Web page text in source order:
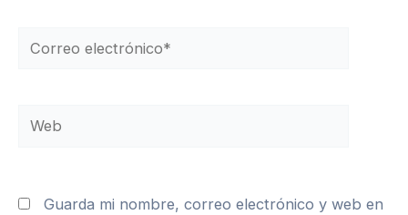
Correo
Web
Guarda mi nombre, correo electrónico y web en